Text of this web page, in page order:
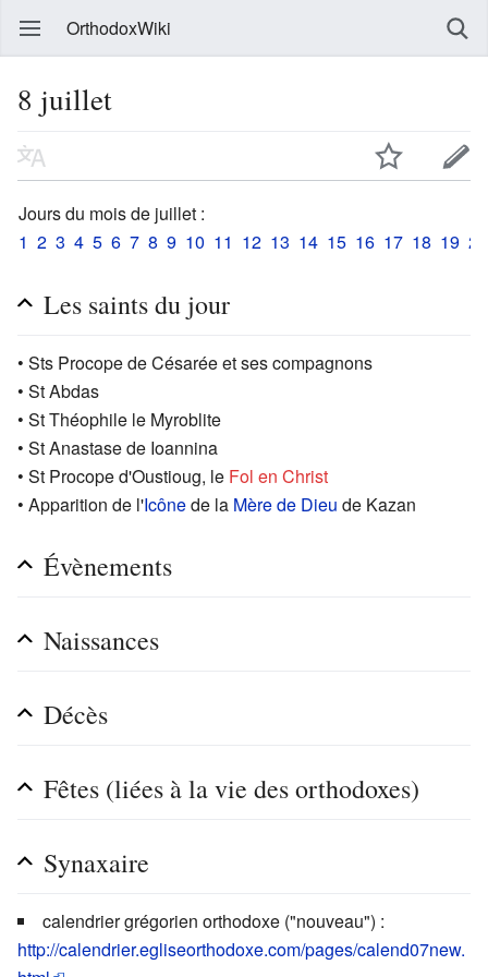
OrthodoxWiki
8 juillet
Jours du mois de juillet :
1 2 3 4 5 6 7 8 9 10 11 12 13 14 15 16 17 18 19 20
Les saints du jour
• Sts Procope de Césarée et ses compagnons
• St Abdas
• St Théophile le Myroblite
• St Anastase de Ioannina
• St Procope d'Oustioug, le Fol en Christ
• Apparition de l'Icônede la Mère de Dieu de Kazan
Évènements
Naissances
Décès
Fêtes (liées à la vie des orthodoxes)
Synaxaire
calendrier grégorien orthodoxe ("nouveau") :
http://calendrier.egliseorthodoxe.com/pages/calend07new.